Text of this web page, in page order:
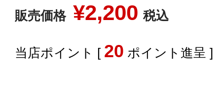
販売価格 ¥2,200 税込
[ 20 ポイント進呈 ]